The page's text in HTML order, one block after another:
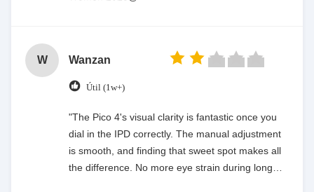
W Wanzan
Útil (1w+)
"The Pico 4's visual clarity is fantastic once you
dial in the IPD correctly. The manual adjustment
is smooth, and finding that sweet spot makes all
the difference. No more eye strain during long